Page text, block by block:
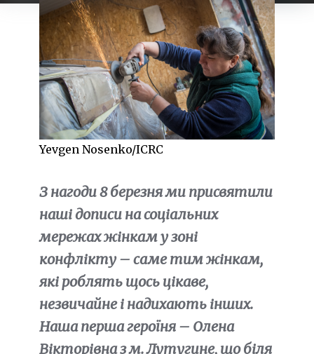
Yevgen Nosenko/ICRC
З нагоди 8 березня ми присвятили
наші дописи на соціальних
мережах жінкам у зоні
конфлікту – саме тим жінкам,
які роблять щось цікаве,
незвичайне і надихають інших.
Наша перша героїня – Олена
Вікторівна з м. Лутугине, що біля